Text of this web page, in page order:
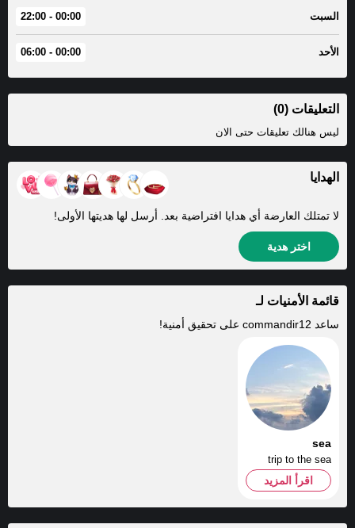
السبت 00:00 - 22:00
الأحد 00:00 - 06:00
التعليقات (0)
ليس هنالك تعليقات حتى الان
الهدايا
لا تمتلك العارضة أي هدايا افتراضية بعد. أرسل لها هديتها الأولى!
اختر هدية
قائمة الأمنيات لـ
ساعد commandir12 على تحقيق أمنية!
sea
trip to the sea
اقرأ المزيد